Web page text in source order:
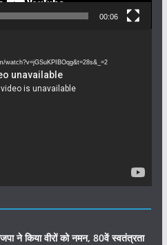
00:06
ने किया वीरों को नमन, 80वें स्वतंत्रता